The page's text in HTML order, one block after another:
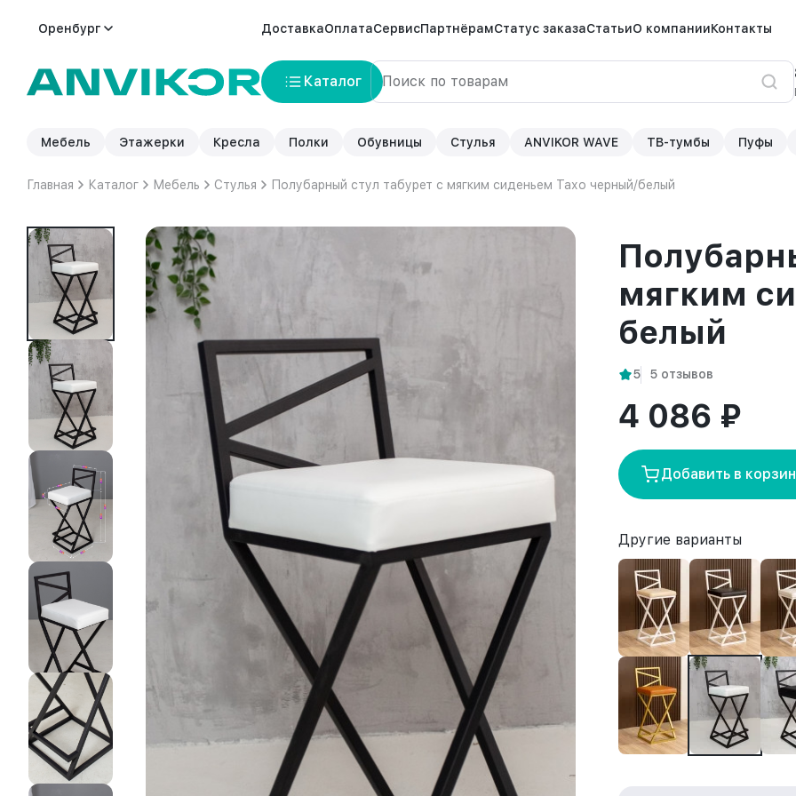
Оренбург ДоставкаОплатаСервисПартнёрамСтатус заказаСтатьиО компанииКонтакты
Каталог
Мебель Этажерки Кресла Полки Обувницы Стулья ANVIKOR WAVE ТВ-тумбы Пуфы
Главная Каталог Мебель Стулья Полубарный стул табурет с мягким сиденьем Тахо черный/белый
мягким
белый
5 5 отзывов
4 086 ₽
Добавить в
Другие варианты